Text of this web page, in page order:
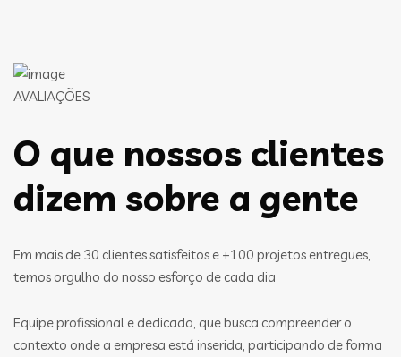
AVALIAÇÕES
O que nossos clientes
dizem sobre a gente
Em mais de 30 clientes satisfeitos e +100 projetos entregues,
temos orgulho do nosso esforço de cada dia
Equipe profissional e dedicada, que busca compreender o
contexto onde a empresa está inserida, participando de forma